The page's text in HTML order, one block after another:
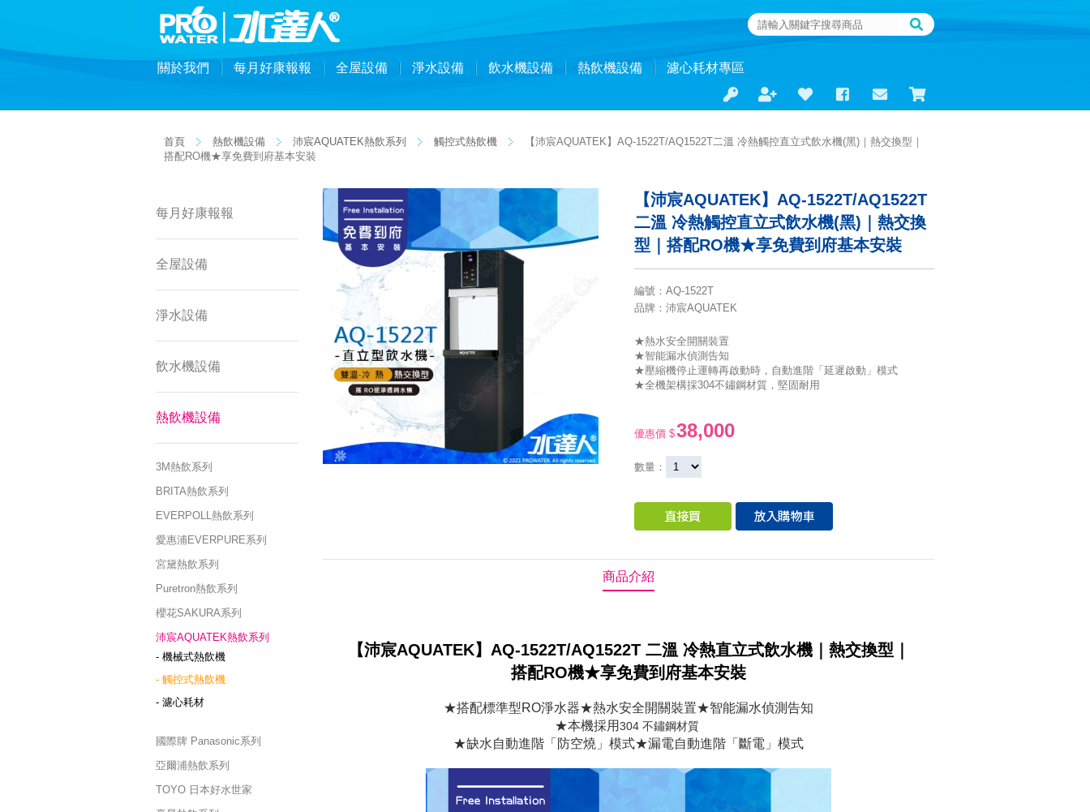
關於我們 每月好康報報 全屋設備 淨水設備 飲水機設備 熱飲機設備 濾心耗材專區
首頁 熱飲機設備 沛宸AQUATEK熱飲系列 觸控式熱飲機
【沛宸AQUATEK】AQ-1522T/AQ1522T二溫 冷熱觸控直立式飲水機(黑)｜熱交換型｜
搭配RO機★享免費到府基本安裝
每月好康報報
全屋設備
淨水設備
飲水機設備
熱飲機設備
3M熱飲系列
BRITA熱飲系列
EVERPOLL熱飲系列
愛惠浦EVERPURE系列
宮黛熱飲系列
Puretron熱飲系列
櫻花SAKURA系列
沛宸AQUATEK熱飲系列
- 機械式熱飲機
- 觸控式熱飲機
- 濾心耗材
國際牌 Panasonic系列
亞爾浦熱飲系列
TOYO 日本好水世家
【沛宸AQUATEK】AQ-1522T/AQ1522T
二溫 冷熱觸控直立式飲水機(黑)｜熱交換
型｜搭配RO機★享免費到府基本安裝
編號 ： AQ-1522T
品牌 ：沛宸AQUATEK
★熱水安全開關裝置
★智能漏水偵測告知
★壓縮機停止運轉再啟動時，自動進階「延遲啟動」模式
★全機架構採304不鏽鋼材質，堅固耐用
優惠價 $38,000
數量：
商品介紹
【沛宸AQUATEK】 AQ-1522T/AQ1522T 二溫 冷熱直立式飲水機｜熱交換型｜
搭配RO機★享免費到府基本安裝
★搭配標準型RO淨水器★熱水安全開關裝置★智能漏水偵測告知
★本機採用304 不鏽鋼材質
★缺水自動進階「防空燒」模式★漏電自動進階「斷電」模式